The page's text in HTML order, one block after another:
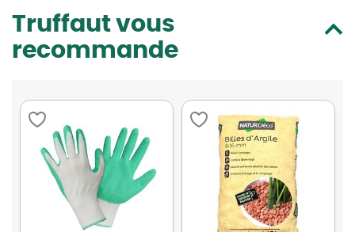
Truffaut vous
recommande